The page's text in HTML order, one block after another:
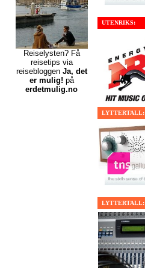
Reiselysten? Få
reisetips via
reisebloggen Ja, det
er mulig! på
erdetmulig.no
UTENRIKS:
LYTTERTALL:
LYTTERTALL: